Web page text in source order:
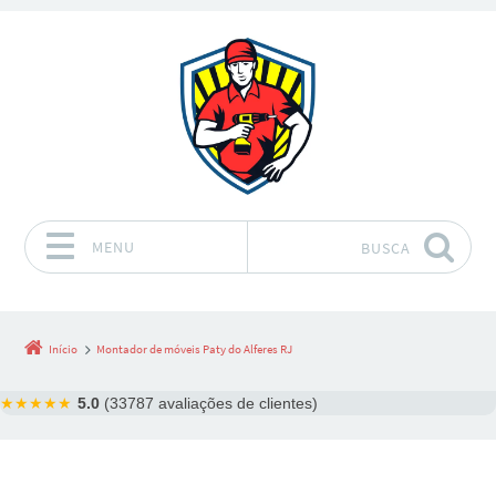
MENU BUSCA
Início Montador de móveis Paty do Alferes RJ
★★★★★ 5.0 (33787 avaliações de clientes)